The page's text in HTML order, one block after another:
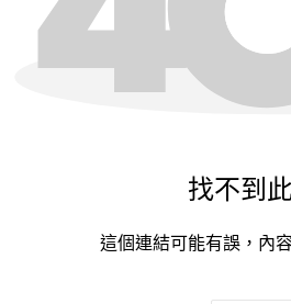
找不到
這個連結可能有誤，內